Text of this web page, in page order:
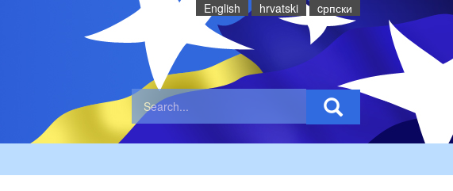
English hrvatski cрпски